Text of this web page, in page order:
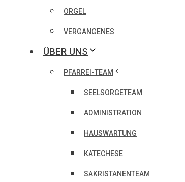
ORGEL
VERGANGENES
ÜBER UNS
PFARREI-TEAM
SEELSORGETEAM
ADMINISTRATION
HAUSWARTUNG
KATECHESE
SAKRISTANENTEAM